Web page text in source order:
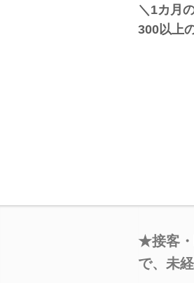
＼1カ月
300以上
★接客・
で、未